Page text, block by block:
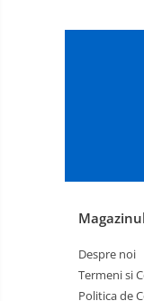
Despre noi
Termeni si
Politica de